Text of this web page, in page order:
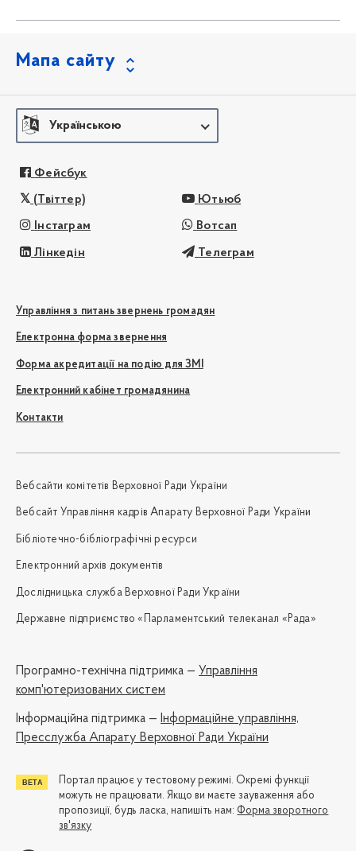
Мапа сайту
Українською
Фейсбук
(Твіттер) Ютьюб
Інстаграм Вотсап
Лінкедін Телеграм
Управління з питань звернень громадян
Електронна форма звернення
Форма акредитації на подію для ЗМІ
Електронний кабінет громадянина
Контакти
Вебсайти комітетів Верховної Ради України
Вебсайт Управління кадрів Апарату Верховної Ради України
Бібліотечно-бібліографічні ресурси
Електронний архів документів
Дослідницька служба Верховної Ради України
Державне підприємство «Парламентський телеканал «Рада»
Програмно-технічна підтримка — Управління
комп'ютеризованих систем
Iнформаційна підтримка — Інформаційне управління,
Пресслужба Апарату Верховної Ради України
Портал працює у тестовому режимі. Окремі функції
можуть не працювати. Якщо ви маєте зауваження або
пропозиції, будь ласка, напишіть нам: Форма зворотного
зв'язку